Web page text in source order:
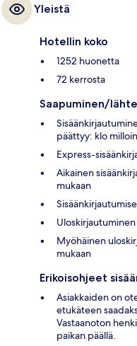
Yleistä
Hotellin koko
1252 huonetta
72 kerrosta
Saapuminen/
päättyy: klo
Express-
Aikainen
mukaan
Myöhäinen
mukaan
Erikoisohjeet
Asiakkaiden on
etukäteen
Vastaanoton
paikan päällä.